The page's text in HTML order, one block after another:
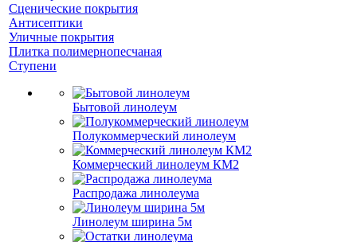
Сценические покрытия
Антисептики
Уличные покрытия
Плитка полимернопесчаная
Ступени
Бытовой линолеум
Полукоммерческий линолеум
Коммерческий линолеум КМ2
Распродажа линолеума
Линолеум ширина 5м